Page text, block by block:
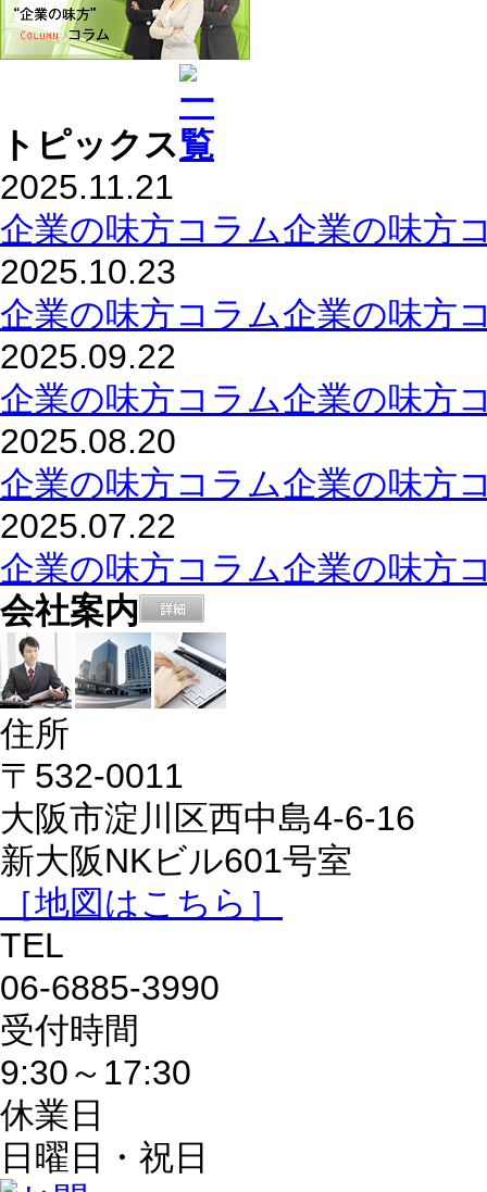
トピックス
2025.11.21
企業の味方コラム企業の味方
2025.10.23
企業の味方コラム企業の味方
2025.09.22
企業の味方コラム企業の味方
2025.08.20
企業の味方コラム企業の味方
2025.07.22
企業の味方コラム企業の味方
会社案内
住所
〒532-0011
大阪市淀川区西中島4-6-16
新大阪NKビル601号室
［地図はこちら］
TEL
06-6885-3990
受付時間
9:30～17:30
休業日
日曜日・祝日